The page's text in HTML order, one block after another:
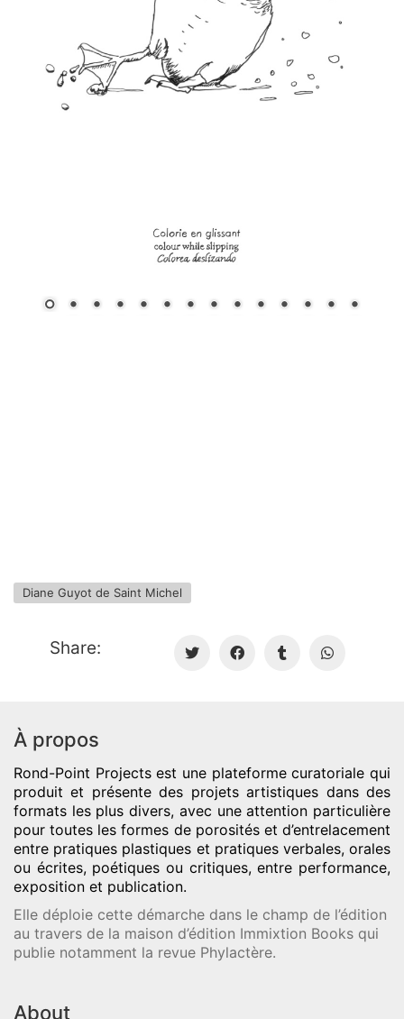
Diane Guyot de Saint Michel
Share:
À propos
Rond-Point Projectsest une plateforme curatoriale qui
produit et présente des projets artistiques dans des
formats les plus divers, avec une attention particulière
pour toutes les formes de porosités et d’entrelacement
entre pratiques plastiques et pratiques verbales, orales
ou écrites, poétiques ou critiques, entre performance,
exposition et publication.
Elle déploie cette démarche dans le champ de l’édition
au travers de la maison d’édition Immixtion Books qui
publie notamment la revue Phylactère.
About